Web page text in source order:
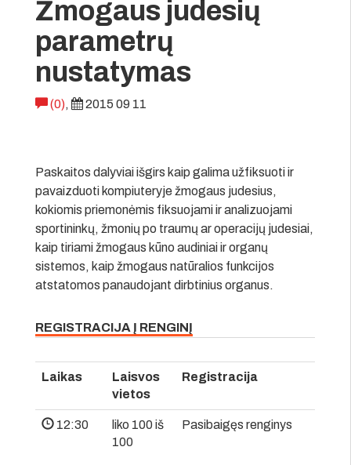
Žmogaus judesių
parametrų
nustatymas
(0), 2015 09 11
Paskaitos dalyviai išgirs kaip galima užfiksuoti ir
pavaizduoti kompiuteryje žmogaus judesius,
kokiomis priemonėmis fiksuojami ir analizuojami
sportininkų, žmonių po traumų ar operacijų judesiai,
kaip tiriami žmogaus kūno audiniai ir organų
sistemos, kaip žmogaus natūralios funkcijos
atstatomos panaudojant dirbtinius organus.
REGISTRACIJA Į RENGINĮ
Laikas
Laisvos
vietos
Registracija
12:30
liko 100 iš
100
Pasibaigęs renginys